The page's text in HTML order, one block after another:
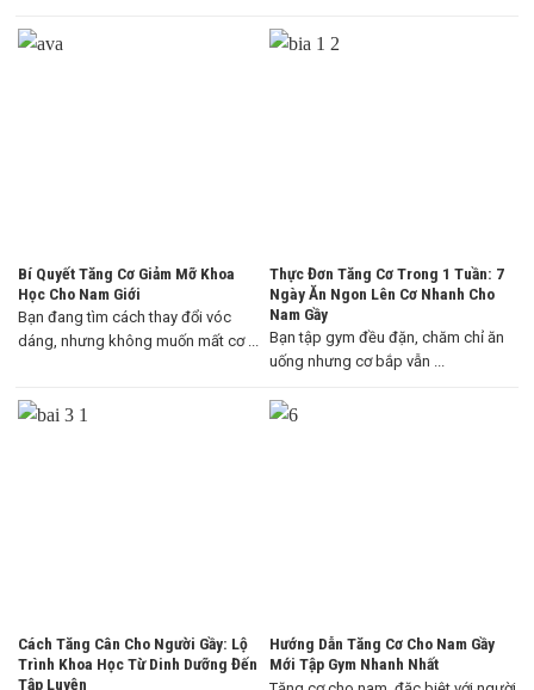
Bí Quyết Tăng Cơ Giảm Mỡ Khoa
Học Cho Nam Giới
Bạn đang tìm cách thay đổi vóc
dáng, nhưng không muốn mất cơ ...
Thực Đơn Tăng Cơ Trong 1 Tuần: 7
Ngày Ăn Ngon Lên Cơ Nhanh Cho
Nam Gầy
Bạn tập gym đều đặn, chăm chỉ ăn
uống nhưng cơ bắp vẫn ...
Cách Tăng Cân Cho Người Gầy: Lộ
Trình Khoa Học Từ Dinh Dưỡng Đến
Tập Luyện
Hướng Dẫn Tăng Cơ Cho Nam Gầy
Mới Tập Gym Nhanh Nhất